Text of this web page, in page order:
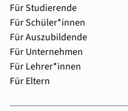
Für Studierende
Für Schüler*innen
Für Auszubildende
Für Unternehmen
Für Lehrer*innen
Für Eltern